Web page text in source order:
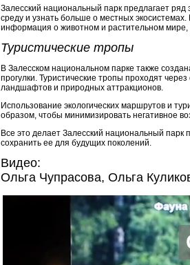
Залесский национальный парк предлагает ряд
среду и узнать больше о местных
информация о животном и растительном
Туристические тропы
В Залесском национальном парке также
прогулки. Туристические тропы проходят
ландшафтов и природных аттракционов.
Использование экологических маршрутов и
образом, чтобы минимизировать негативное
Все это делает Залесский национальный
сохранить ее для будущих поколений.
Видео:
Ольга Чупрасова, Ольга